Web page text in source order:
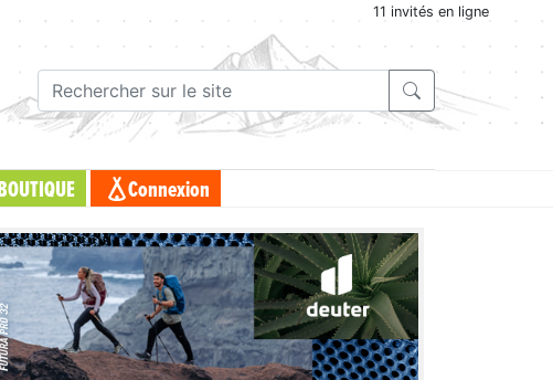
11 invités en ligne
BOUTIQUE Connexion